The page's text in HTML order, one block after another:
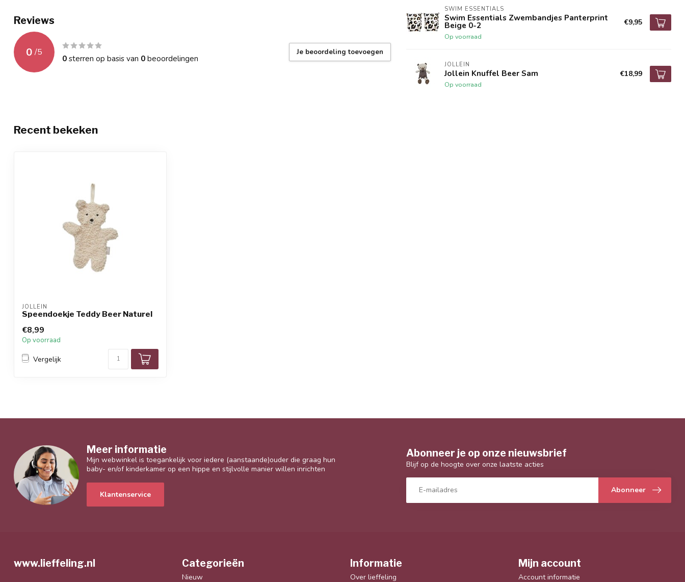
Reviews
0 /5
0sterren op basis van 0beoordelingen
Je beoordeling toevoegen
SWIM ESSENTIALS
Swim Essentials Zwembandjes Panterprint
Beige 0-2
Op voorraad
€9,95
JOLLEIN
Jollein Knuffel Beer Sam
Op voorraad
€18,99
Recent bekeken
JOLLEIN
Speendoekje Teddy Beer Naturel
€8,99
Op voorraad
Vergelijk
Meer informatie
Mijn webwinkel is toegankelijk voor iedere (aanstaande)ouder die graag hun
baby- en/of kinderkamer op een hippe en stijlvolle manier willen inrichten
Klantenservice
Abonneer je op onze nieuwsbrief
Blijf op de hoogte over onze laatste acties
Abonneer
www.lieffeling.nl Categorieën
Nieuw
Informatie
Over lieffeling
Mijn account
Account informatie